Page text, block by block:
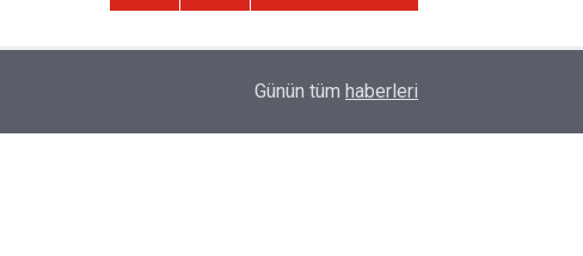
Katil israil, Dr. Ebu Safiyye’yi işkence ile
Günün tüm haberleri